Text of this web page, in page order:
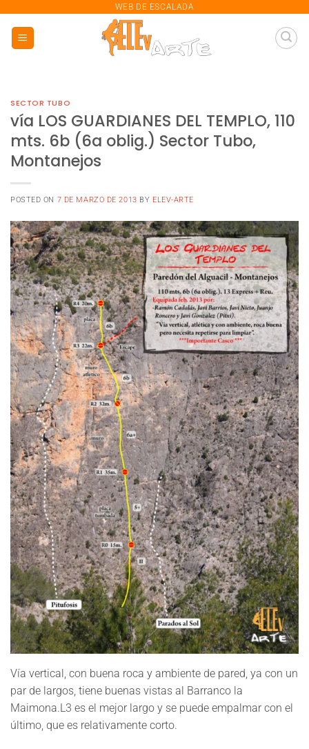
contenido
WEB DE ESCALADA
SECTOR TUBO
vía LOS GUARDIANES DEL TEMPLO, 110
mts. 6b (6a oblig.) Sector Tubo,
Montanejos
POSTED ON 7 DE MARZO DE 2013 BY ELEV-ARTE
Vía vertical, con buena roca y ambiente de pared, ya con un
par de largos, tiene buenas vistas al Barranco la
Maimona.L3 es el mejor largo y se puede empalmar con el
último, que es relativamente corto.